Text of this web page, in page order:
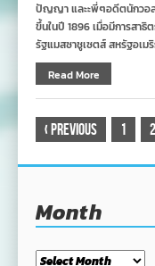
ปัญญา และะพี่ๆอดีตนักวอล
ขึ้นในปี 1896 เมื่อมีการสา
รัฐแมสซาชูเซตส์ สหรัฐอเม
Read More
‹ Previous 1 2
Month
Month